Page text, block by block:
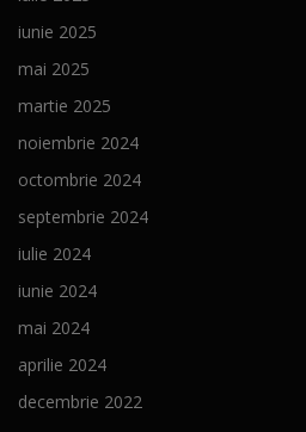
iunie 2025
mai 2025
martie 2025
noiembrie 2024
octombrie 2024
septembrie 2024
iulie 2024
iunie 2024
mai 2024
aprilie 2024
decembrie 2022